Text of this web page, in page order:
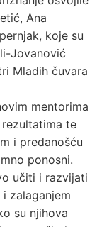
Ana
koje su
Jovanović
Mladih čuvara
mentorima
te
i predanošću
ponosni.
učiti i razvijati
zalaganjem
su njihova